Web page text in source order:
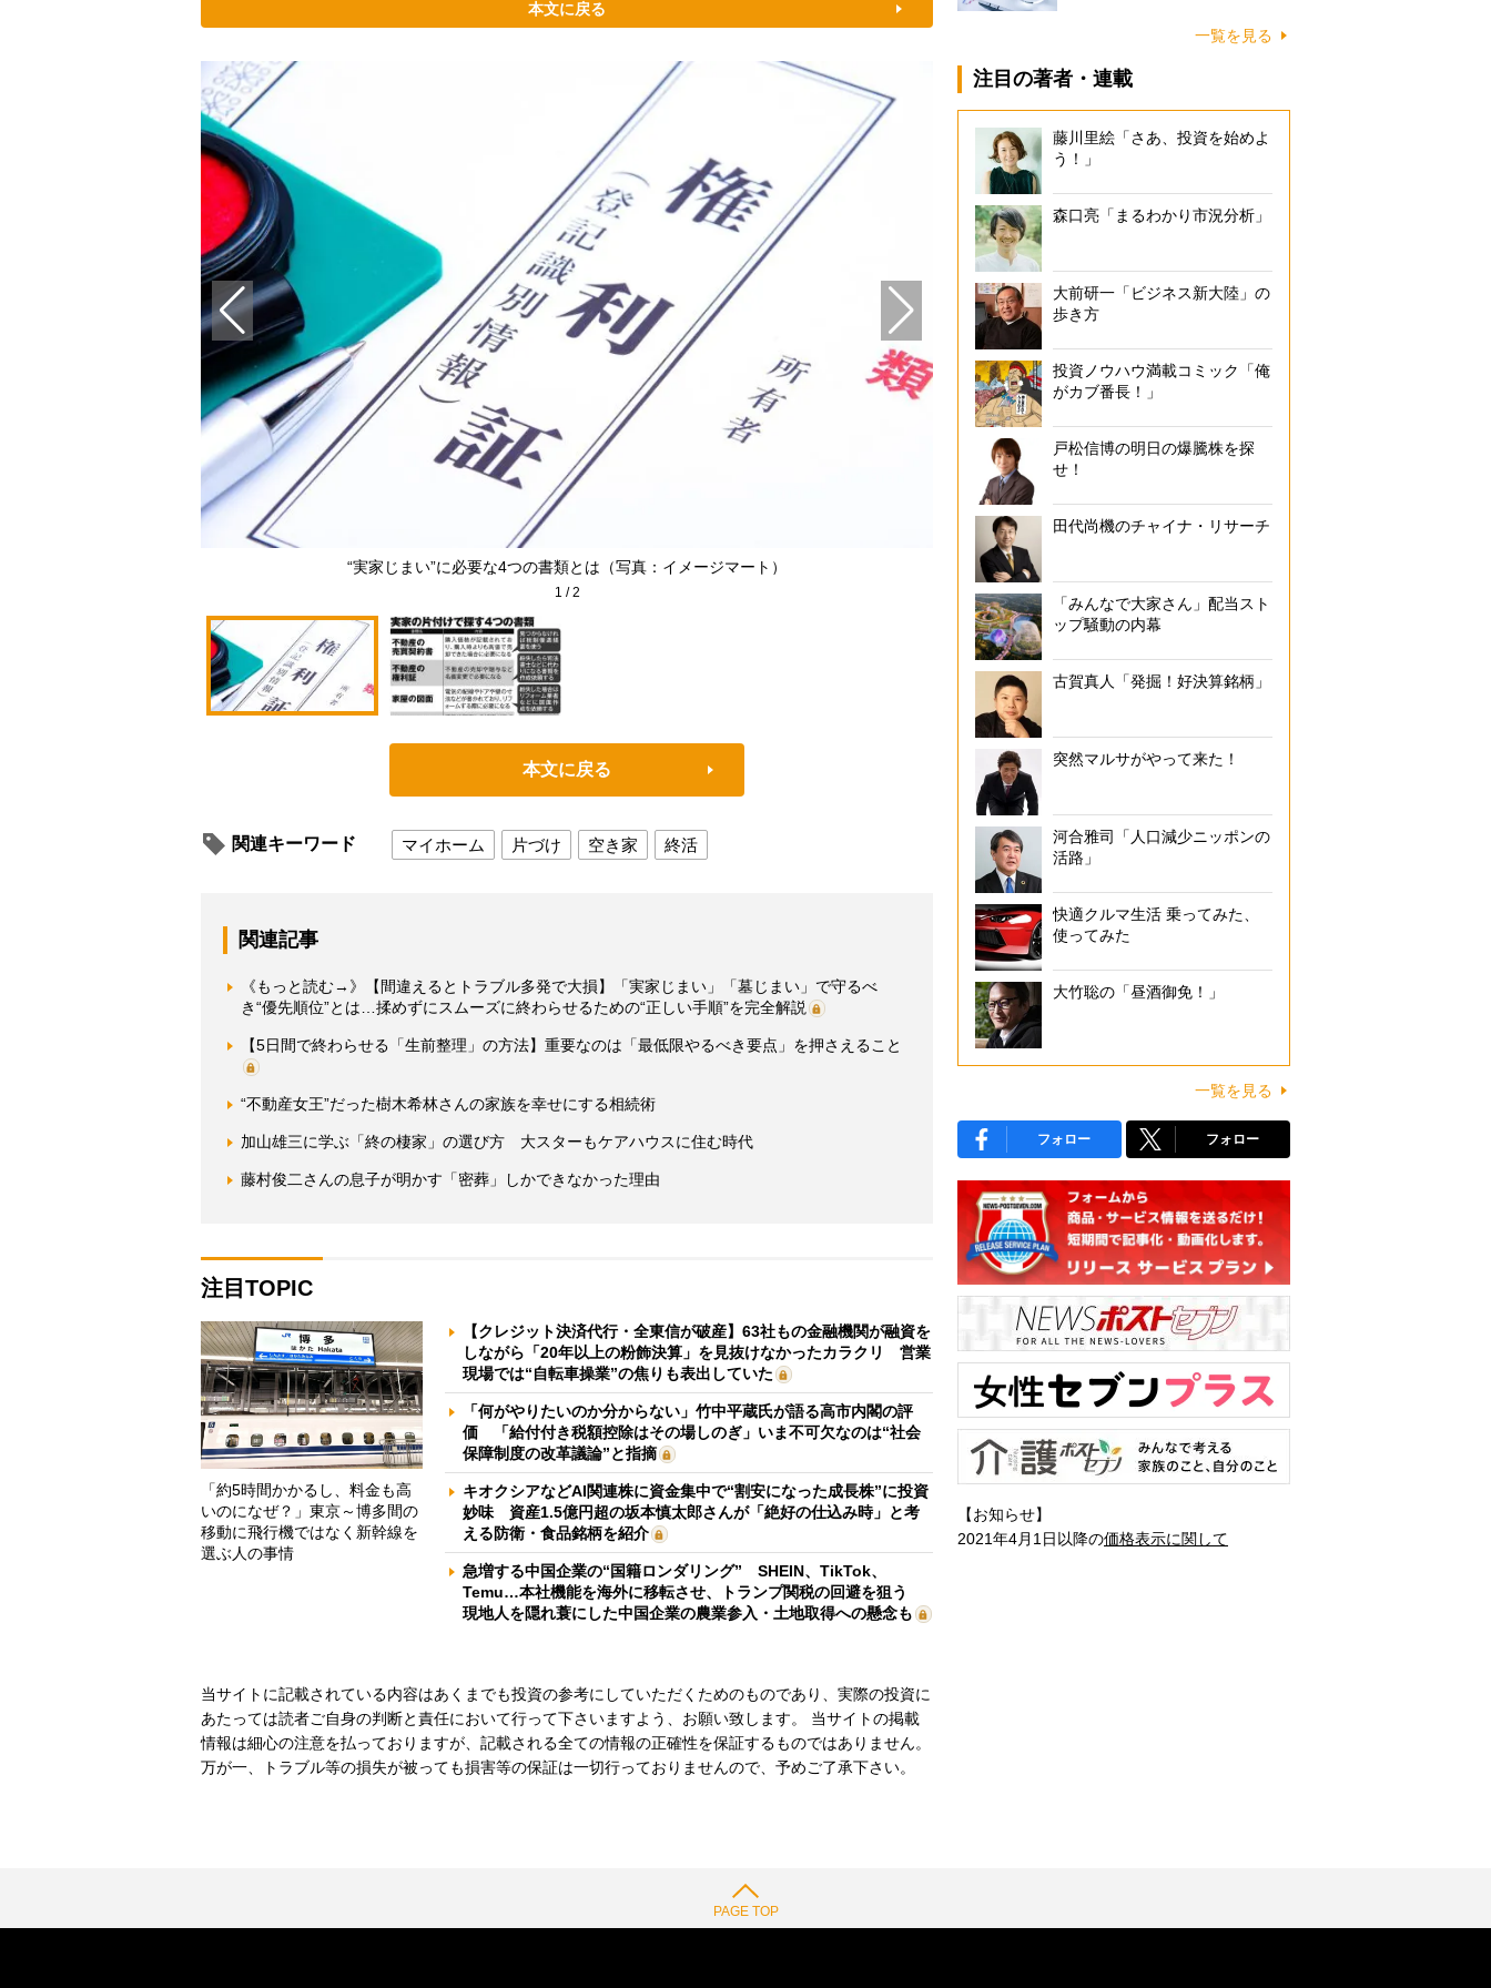
本文に戻る
“実家じまい”に必要な4つの書類とは（写真：イメージマート）
1 /2
本文に戻る
関連キーワード マイホーム 片づけ 空き家 終活
関連記事
《もっと読む→》【間違えるとトラブル多発で大損】「実家じまい」「墓じまい」で守るべ
き“優先順位”とは…揉めずにスムーズに終わらせるための“正しい手順”を完全解説
【5日間で終わらせる「生前整理」の方法】重要なのは「最低限やるべき要点」を押さえること
“不動産女王”だった樹木希林さんの家族を幸せにする相続術
加山雄三に学ぶ「終の棲家」の選び方 大スターもケアハウスに住む時代
藤村俊二さんの息子が明かす「密葬」しかできなかった理由
注目TOPIC
「約5時間かかるし、料金も高
いのになぜ？」東京～博多間の
移動に飛行機ではなく新幹線を
選ぶ人の事情
【クレジット決済代行・全東信が破産】63社もの金融機関が融資を
しながら「20年以上の粉飾決算」を見抜けなかったカラクリ 営業
現場では“自転車操業”の焦りも表出していた
「何がやりたいのか分からない」竹中平蔵氏が語る高市内閣の評
価 「給付付き税額控除はその場しのぎ」いま不可欠なのは“社会
保障制度の改革議論”と指摘
キオクシアなどAI関連株に資金集中で“割安になった成長株”に投資
妙味 資産1.5億円超の坂本慎太郎さんが「絶好の仕込み時」と考
える防衛・食品銘柄を紹介
急増する中国企業の“国籍ロンダリング” SHEIN、TikTok、
Temu…本社機能を海外に移転させ、トランプ関税の回避を狙う
現地人を隠れ蓑にした中国企業の農業参入・土地取得への懸念も
当サイトに記載されている内容はあくまでも投資の参考にしていただくためのものであり、実際の投資に
あたっては読者ご自身の判断と責任において行って下さいますよう、お願い致します。 当サイトの掲載
情報は細心の注意を払っておりますが、記載される全ての情報の正確性を保証するものではありません。
万が一、トラブル等の損失が被っても損害等の保証は一切行っておりませんので、予めご了承下さい。
一覧を見る
注目の著者・連載
藤川里絵「さあ、投資を始めよ
う！」
森口亮「まるわかり市況分析」
大前研一「ビジネス新大陸」の
歩き方
投資ノウハウ満載コミック「俺
がカブ番長！」
戸松信博の明日の爆騰株を探
せ！
田代尚機のチャイナ・リサーチ
「みんなで大家さん」配当スト
ップ騒動の内幕
古賀真人「発掘！好決算銘柄」
突然マルサがやって来た！
河合雅司「人口減少ニッポンの
活路」
快適クルマ生活 乗ってみた、
使ってみた
大竹聡の「昼酒御免！」
一覧を見る
フォロー フォロー
【お知らせ】
2021年4月1日以降の価格表示に関して
PAGE TOP